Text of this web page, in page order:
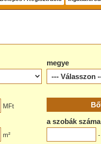
megye
MFt
m²
a szobák száma